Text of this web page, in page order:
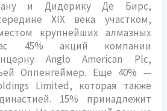
и Дидерику Де Бирс,
XIX века участком,
крупнейших алмазных
45% акций компании
Anglo American Plc,
Оппенгеймер. Еще 40% —
Limited, которая также
15% принадлежит